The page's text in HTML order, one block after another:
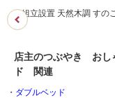
組立設置 天然木調 すの
店主のつぶやき おし
ド 関連
・ ダブルベッド